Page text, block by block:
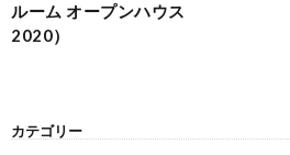
ルーム オープンハウス
2020）
カテゴリー